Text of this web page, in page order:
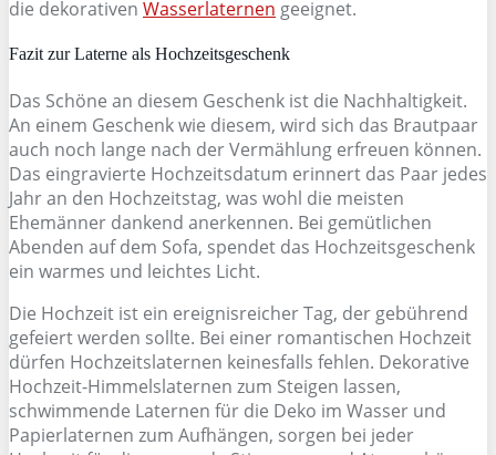
die dekorativen Wasserlaternen geeignet.
Fazit zur Laterne als Hochzeitsgeschenk
Das Schöne an diesem Geschenk ist die Nachhaltigkeit.
An einem Geschenk wie diesem, wird sich das Brautpaar
auch noch lange nach der Vermählung erfreuen können.
Das eingravierte Hochzeitsdatum erinnert das Paar jedes
Jahr an den Hochzeitstag, was wohl die meisten
Ehemänner dankend anerkennen. Bei gemütlichen
Abenden auf dem Sofa, spendet das Hochzeitsgeschenk
ein warmes und leichtes Licht.
Die Hochzeit ist ein ereignisreicher Tag, der gebührend
gefeiert werden sollte. Bei einer romantischen Hochzeit
dürfen Hochzeitslaternen keinesfalls fehlen. Dekorative
Hochzeit-Himmelslaternen zum Steigen lassen,
schwimmende Laternen für die Deko im Wasser und
Papierlaternen zum Aufhängen, sorgen bei jeder